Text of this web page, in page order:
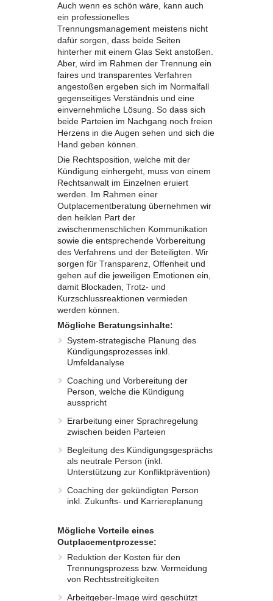
Auch wenn es schön wäre, kann auch
ein professionelles
Trennungsmanagement meistens nicht
dafür sorgen, dass beide Seiten
hinterher mit einem Glas Sekt anstoßen.
Aber, wird im Rahmen der Trennung ein
faires und transparentes Verfahren
angestoßen ergeben sich im Normalfall
gegenseitiges Verständnis und eine
einvernehmliche Lösung. So dass sich
beide Parteien im Nachgang noch freien
Herzens in die Augen sehen und sich die
Hand geben können.
Die Rechtsposition, welche mit der
Kündigung einhergeht, muss von einem
Rechtsanwalt im Einzelnen eruiert
werden. Im Rahmen einer
Outplacementberatung übernehmen wir
den heiklen Part der
zwischenmenschlichen Kommunikation
sowie die entsprechende Vorbereitung
des Verfahrens und der Beteiligten. Wir
sorgen für Transparenz, Offenheit und
gehen auf die jeweiligen Emotionen ein,
damit Blockaden, Trotz- und
Kurzschlussreaktionen vermieden
werden können.
Mögliche Beratungsinhalte:
System-strategische Planung des
Kündigungsprozesses inkl.
Umfeldanalyse
Coaching und Vorbereitung der
Person, welche die Kündigung
ausspricht
Erarbeitung einer Sprachregelung
zwischen beiden Parteien
Begleitung des Kündigungsgesprächs
als neutrale Person (inkl.
Unterstützung zur Konfliktprävention)
Coaching der gekündigten Person
inkl. Zukunfts- und Karriereplanung
Mögliche Vorteile eines
Outplacementprozesse:
Reduktion der Kosten für den
Trennungsprozess bzw. Vermeidung
von Rechtsstreitigkeiten
Arbeitgeber-Image wird geschützt